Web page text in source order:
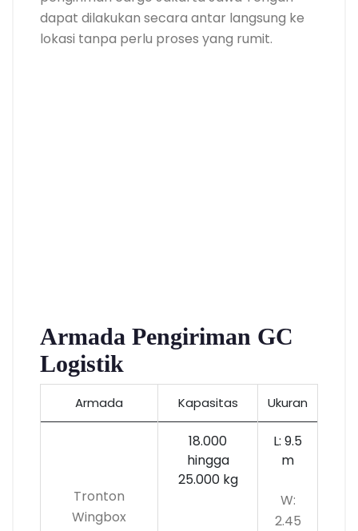
dapat dilakukan secara antar langsung ke
lokasi tanpa perlu proses yang rumit.
Armada Pengiriman GC
Logistik
Armada Kapasitas Ukuran
Tronton
Wingbox
18.000
hingga
25.000 kg
L: 9.5
m
W:
2.45